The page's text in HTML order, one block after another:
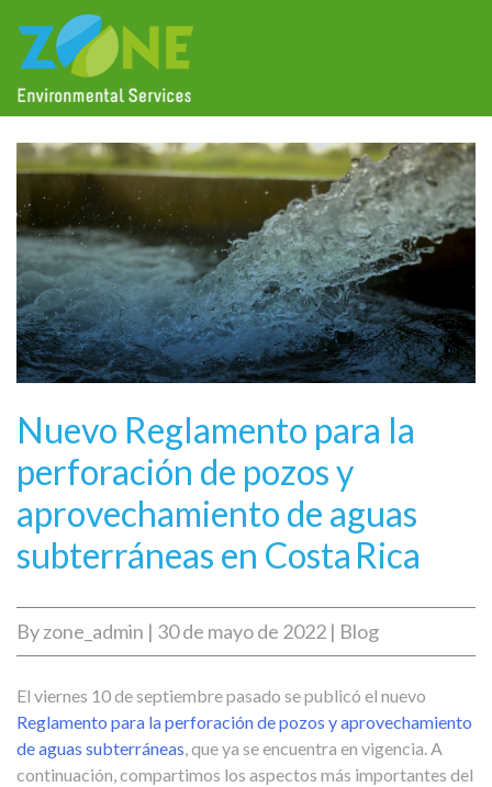
Nuevo Reglamento para la
perforación de pozos y
aprovechamiento de aguas
subterráneas en Costa Rica
Byzone_admin | 30 de mayo de 2022 | Blog
El viernes 10 de septiembre pasado se publicó el nuevo
Reglamento para la perforación de pozos y aprovechamiento
de aguas subterráneas, que ya se encuentra en vigencia. A
continuación, compartimos los aspectos más importantes del